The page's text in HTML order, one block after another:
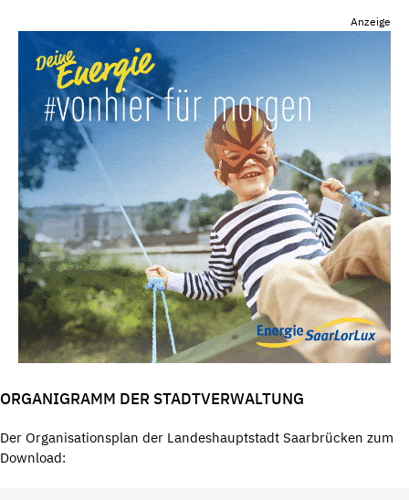
Anzeige
ORGANIGRAMM DER STADTVERWALTUNG
Der Organisationsplan der Landeshauptstadt Saarbrücken zum
Download: